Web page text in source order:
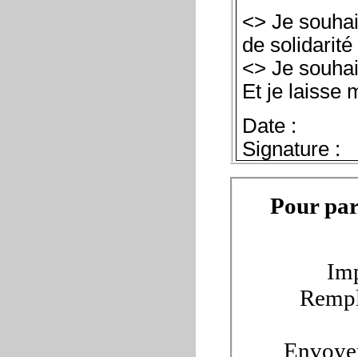
<> Je
de
<> Je
Et je laisse
Date :
Signature :
Pour